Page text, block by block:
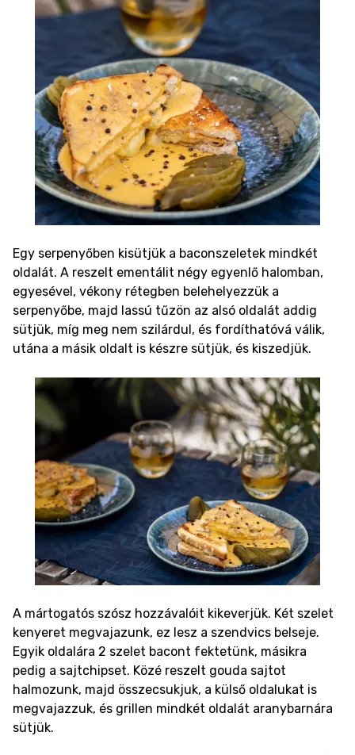
Egy serpenyőben kisütjük a baconszeletek mindkét
oldalát. A reszelt ementálit négy egyenlő halomban,
egyesével, vékony rétegben belehelyezzük a
serpenyőbe, majd lassú tűzön az alsó oldalát addig
sütjük, míg meg nem szilárdul, és fordíthatóvá válik,
utána a másik oldalt is készre sütjük, és kiszedjük.
A mártogatós szósz hozzávalóit kikeverjük. Két szelet
kenyeret megvajazunk, ez lesz a szendvics belseje.
Egyik oldalára 2 szelet bacont fektetünk, másikra
pedig a sajtchipset. Közé reszelt gouda sajtot
halmozunk, majd összecsukjuk, a külső oldalukat is
megvajazzuk, és grillen mindkét oldalát aranybarnára
sütjük.